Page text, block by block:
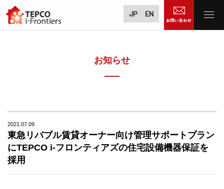
JP EN
お知らせ
2021.07.09
東急リバブル賃貸オーナー向け管理サポートプラン
にTEPCO i-フロンティアズの住宅設備機器保証を
採用